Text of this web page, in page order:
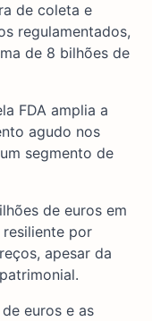
de coleta e
regulamentados,
de 8 bilhões de
FDA amplia a
agudo nos
segmento de
de euros em
por
apesar da
euros e as